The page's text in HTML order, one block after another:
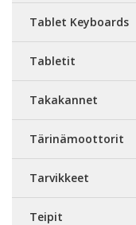
Tablet Keyboards
Tabletit
Takakannet
Tärinämoottorit
Tarvikkeet
Teipit